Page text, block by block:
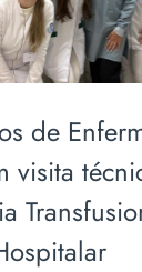
Curso de
promove
vacinação
em